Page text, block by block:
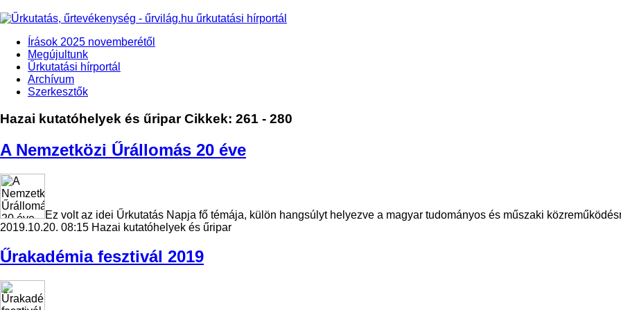
Írások 2025 novemberétől
Megújultunk
Űrkutatási hírportál
Archívum
Szerkesztők
Hazai kutatóhelyek és űriparCikkek: 261 - 280
A Nemzetközi Űrállomás 20 éve
Ez volt az idei Űrkutatás Napja fő témája, külön hangsúlyt helyezve a magyar tudományos és műszaki
2019.10.20. 08:15 Hazai kutatóhelyek és űripar
Űrakadémia fesztivál 2019